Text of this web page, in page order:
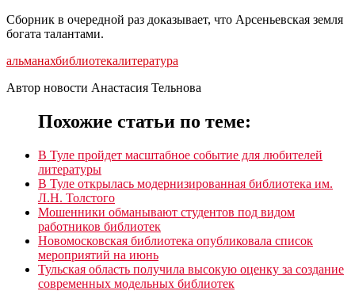
Сборник в очередной раз доказывает, что Арсеньевская земля
богата талантами.
альманахбиблиотекалитература
Автор новости Анастасия Тельнова
Похожие статьи по теме:
В Туле пройдет масштабное событие для любителей
литературы
В Туле открылась модернизированная библиотека им.
Л.Н. Толстого
Мошенники обманывают студентов под видом
работников библиотек
Новомосковская библиотека опубликовала список
мероприятий на июнь
Тульская область получила высокую оценку за создание
современных модельных библиотек